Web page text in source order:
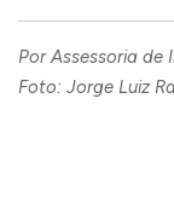
Por Assessoria de
Foto: Jorge Luiz